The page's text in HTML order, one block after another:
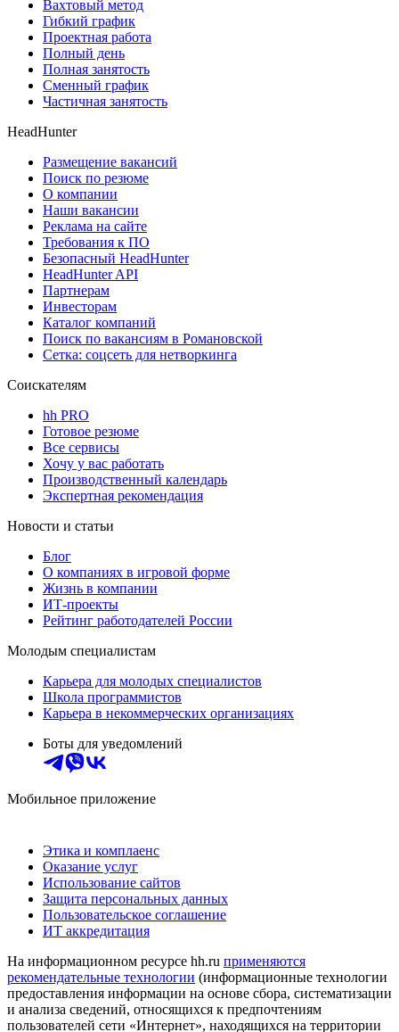
Вахтовый метод
Гибкий график
Проектная работа
Полный день
Полная занятость
Сменный график
Частичная занятость
HeadHunter
Размещение вакансий
Поиск по резюме
О компании
Наши вакансии
Реклама на сайте
Требования к ПО
Безопасный HeadHunter
HeadHunter API
Партнерам
Инвесторам
Каталог компаний
Поиск по вакансиям в Романовской
Сетка: соцсеть для нетворкинга
Соискателям
hh PRO
Готовое резюме
Все сервисы
Хочу у вас работать
Производственный календарь
Экспертная рекомендация
Новости и статьи
Блог
О компаниях в игровой форме
Жизнь в компании
ИТ-проекты
Рейтинг работодателей России
Молодым специалистам
Карьера для молодых специалистов
Школа программистов
Карьера в некоммерческих организациях
Боты для уведомлений
Мобильное приложение
Этика и комплаенс
Оказание услуг
Использование сайтов
Защита персональных данных
Пользовательское соглашение
ИТ аккредитация
На информационном ресурсе hh.ru применяются
рекомендательные технологии (информационные технологии
предоставления информации на основе сбора, систематизации
и анализа сведений, относящихся к предпочтениям
пользователей сети «Интернет», находящихся на территории